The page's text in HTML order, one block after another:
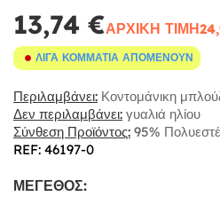
13,74 €ΑΡΧΙΚΉ ΤΙΜΉ
ΛΊΓΑ ΚΟΜΜΆΤΙΑ ΑΠΟΜΈΝΟΥΝ
Περιλαμβάνει: Κοντομάνικη
Δεν περιλαμβάνει: γυαλιά ηλίου
Σύνθεση Προϊόντος: 95%
REF: 46197-0
ΜΈΓΕΘΟΣ: